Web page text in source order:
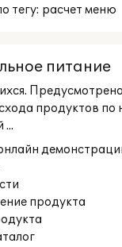
тегу: расчет меню
питание
продуктов
...
продукта